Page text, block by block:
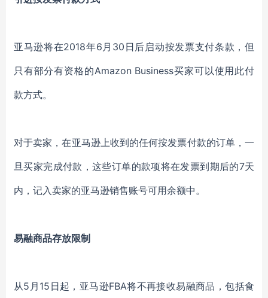
亚马逊将在2018年6月30日后启动按发票支付条款，但
只有部分有资格的Amazon Business买家可以使用此付
款方式。
对于卖家，在亚马逊上收到的任何按发票付款的订单，一
旦买家完成付款，这些订单的款项将在发票到期后的7天
内，记入卖家的亚马逊销售账号可用余额中。
易融商品存放限制
从5月15日起，亚马逊FBA将不再接收易融商品，包括食